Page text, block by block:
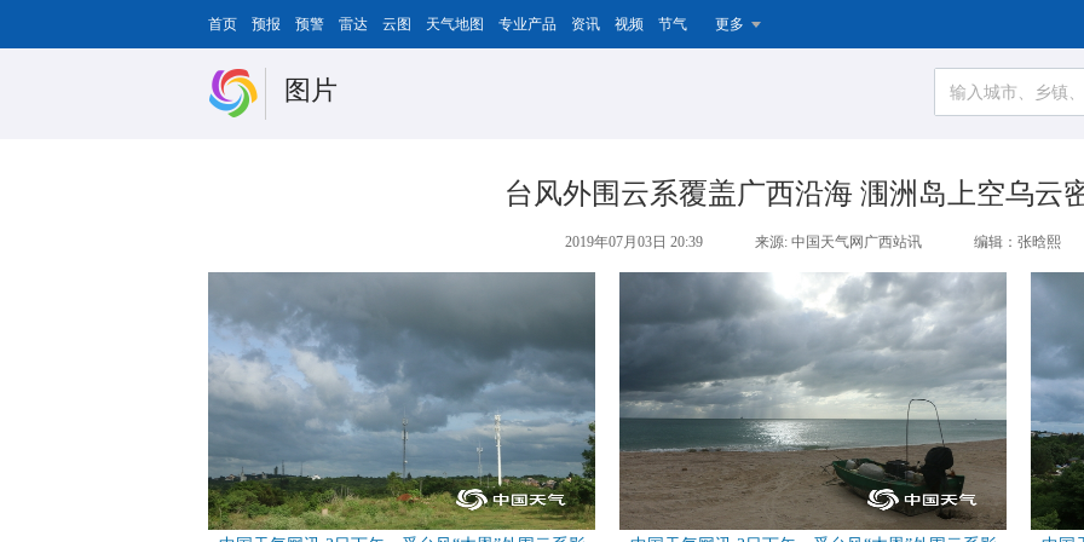
首页 预报 预警 雷达 云图 天气地图 专业产品 资讯 视频 节气 更多
图片
台风外围云系覆盖广西沿海 涠洲岛上空乌云
2019年07月03日 20:39 来源: 中国天气网广西站讯 编辑：张晗熙